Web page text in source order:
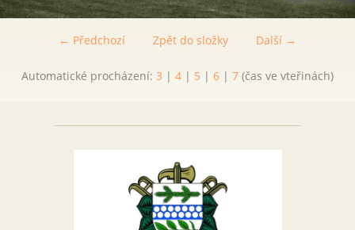
← Předchozí Další →
Zpět do složky
Automatické procházení: 3 | 4 | 5 | 6 | 7 (čas ve vteřinách)